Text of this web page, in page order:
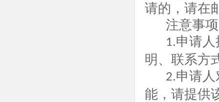
请的，请在
注意事
1.申请
明、联系方
2.申请
能，请提供